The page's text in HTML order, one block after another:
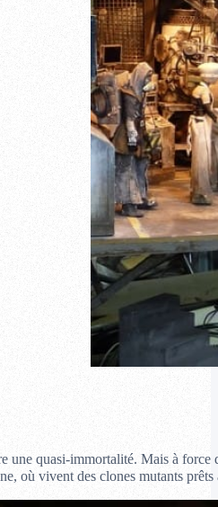
une quasi-immortalité. Mais à
où vivent des clones mutants